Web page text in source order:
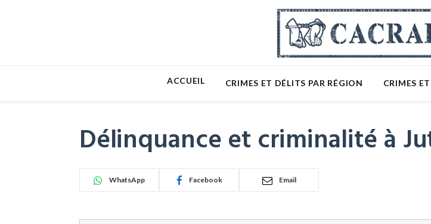
ACCUEIL CRIMES ET DÉLITS PAR RÉGION CRIMES
Délinquance et criminalité à
WhatsApp Facebook Email